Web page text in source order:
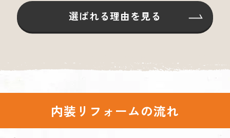
選ばれる理由を見る
内装リフォームの流れ